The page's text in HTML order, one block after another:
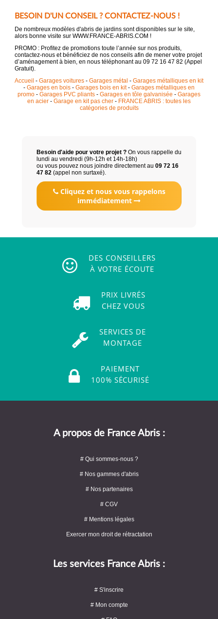
BESOIN D'UN CONSEIL ? CONTACTEZ-NOUS !
De nombreux modèles d'abris de jardins sont disponibles sur le site,
alors bonne visite sur WWW.FRANCE-ABRIS.COM !
PROMO : Profitez de promotions toute l’année sur nos produits,
contactez-nous et bénéficiez de nos conseils afin de mener votre projet
d’aménagement à bien, en nous téléphonant au 09 72 16 47 82 (Appel
Gratuit).
Accueil - Garages voitures - Garages métal - Garages métalliques en kit
- Garages en bois - Garages bois en kit- Garages métalliques en
promo - Garages PVC pliants - Garages en tôle galvanisée - Garages
en acier - Garage en kit pas cher - FRANCE ABRIS : toutes les
catégories de produits
Besoin d'aide pour votre projet ? On vous rappelle du
lundi au vendredi (9h-12h et 14h-18h)
ou vous pouvez nous joindre directement au 09 72 16
47 82 (appel non surtaxé).
Cliquez et nous vous rappelons
immédiatement
DES CONSEILLERS
À VOTRE ÉCOUTE
PRIX LIVRÉS
CHEZ VOUS
SERVICES DE
MONTAGE
PAIEMENT
100% SÉCURISÉ
A propos de France Abris :
# Qui sommes-nous ?
# Nos gammes d'abris
# Nos partenaires
# CGV
# Mentions légales
Exercer mon droit de rétractation
Les services France Abris :
# S'inscrire
# Mon compte